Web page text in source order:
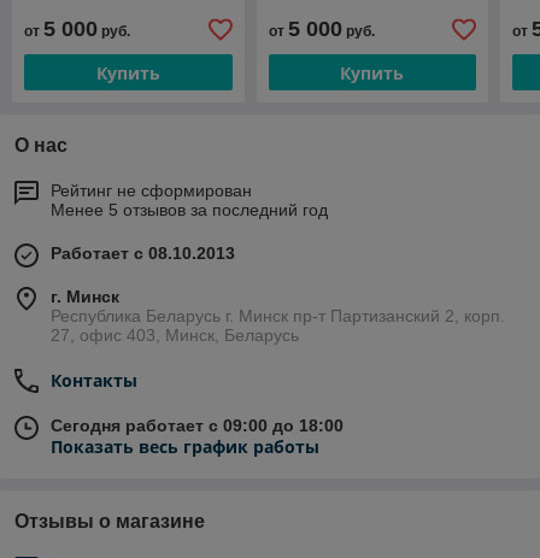
от 5 000 руб.
Купить
от 5 000руб.
Купить
от
О нас
Рейтинг не сформирован
Менее 5 отзывов за последний год
Работает с 08.10.2013
г. Минск
Республика Беларусь г. Минск пр-т Партизанский 2, корп.
27, офис 403, Минск, Беларусь
Контакты
Сегодня работает с 09:00 до 18:00
Показать весь график работы
Отзывы о магазине